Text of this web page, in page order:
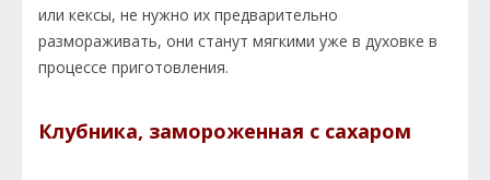
или кексы, не нужно их предварительно
размораживать, они станут мягкими уже в духовке в
процессе приготовления.
Клубника, замороженная с сахаром